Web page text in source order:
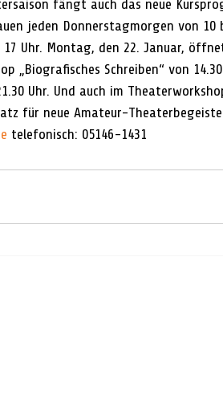
fängt auch das neue
jeden Donnerstagmorgen von 10
Uhr. Montag, den 22. Januar,
„Biografisches Schreiben“ von
Uhr. Und auch im
für neue Amateur-
telefonisch: 05146-1431